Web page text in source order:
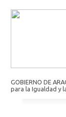
GOBIERNO DE
para la Igualdad y